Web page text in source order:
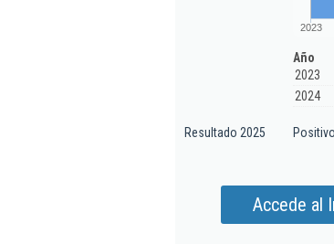
2023
Año
2023
2024
Resultado 2025 Positivo
Accede al